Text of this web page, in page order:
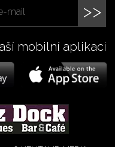
>>
mobilní aplikaci